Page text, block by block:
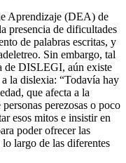
Aprendizaje (DEA) de
presencia de dificultades
de palabras escritas, y
Sin embargo, tal
de DISLEGI, aún existe
la dislexia: “Todavía hay
que afecta a la
perezosas o poco
esos mitos e insistir en
poder ofrecer las
largo de las diferentes